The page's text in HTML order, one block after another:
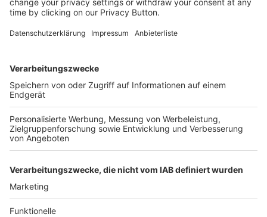
Kostenlose Rücksendung bis zu 14 Tage nach
Bestelleingang (innerhalb Deutschlands).
Versandkosten.
Der Bestellprozess ist mit Hilfe eines SSL-
SERVICE HOTLINE
SHOP SERVICE